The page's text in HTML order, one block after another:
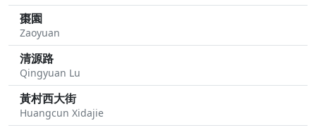
棗園
Zaoyuan
清源路
Qingyuan Lu
黃村西大街
Huangcun Xidajie